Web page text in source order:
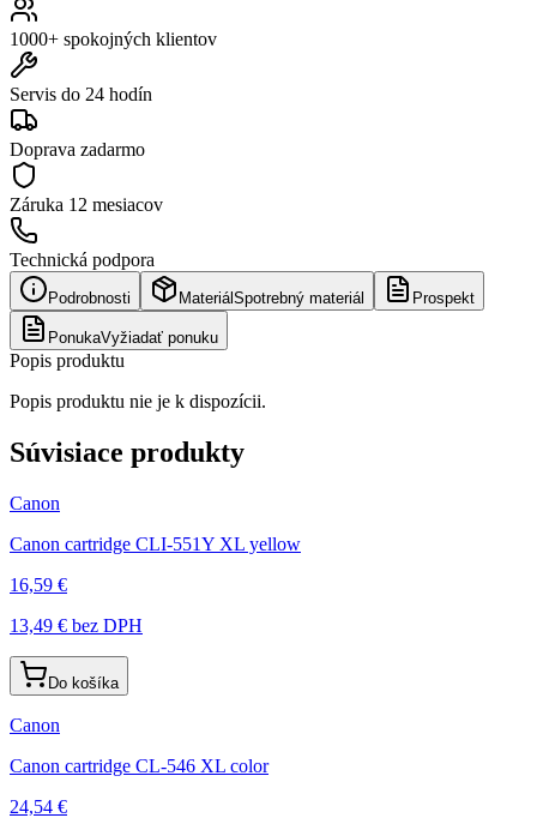
1000+ spokojných klientov
Servis do 24 hodín
Doprava zadarmo
Záruka 12 mesiacov
Technická podpora
Podrobnosti Materiál Spotrebný materiál Prospekt
PonukaVyžiadať ponuku
Popis produktu
Popis produktu nie je k dispozícii.
Súvisiace produkty
Canon
Canon cartridge CLI-551Y XL yellow
16,59 €
13,49 € bez DPH
Do košíka
Canon
Canon cartridge CL-546 XL color
24,54 €